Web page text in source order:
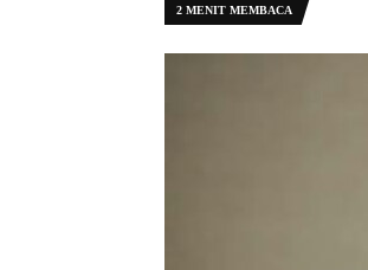
2 MENIT MEMBACA